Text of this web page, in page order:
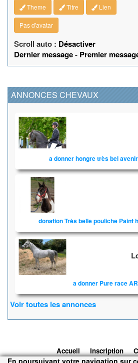
Theme Titre Lien
Pas d'avatar
Scroll auto : Désactiver
Dernier message- Premier
ANNONCES CHEVAUX
a donner hongre très bel
donation Très belle pouliche Paint
a donner Pure race
Voir toutes les annonces
Accueil Inscription
En poursuivant votre navigation sur